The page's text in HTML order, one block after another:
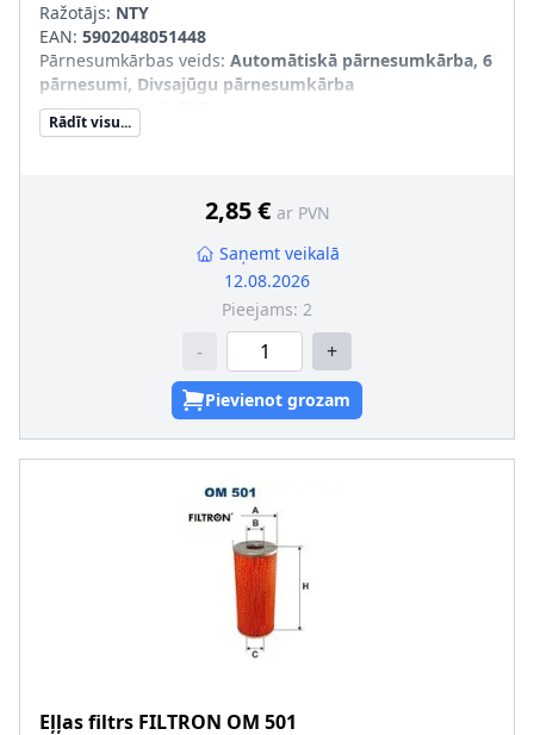
Ražotājs: NTY
EAN: 5902048051448
Pārnesumkārbas veids: Automātiskā pārnesumkārba, 6
pārnesumi, Divsajūgu pārnesumkārba
Augstums [mm]
Ārējais diametrs [mm]
Filtra patrona
Papildu artikuls/Papildu info 2: ar blīvgredzenu
papildus nepieciešamie artikuli (skat. piederumu
FSF-AU-012
Rādīt visu...
2,85 € ar PVN
Saņemt veikalā
12.08.2026
Pieejams: 2
- +
Pievienot grozam
Eļļas filtrs FILTRON OM 501